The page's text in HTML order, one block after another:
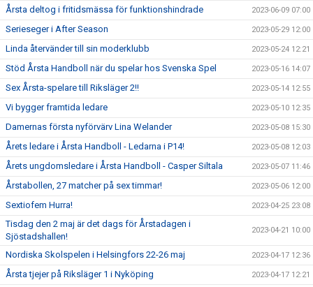
Årsta deltog i fritidsmässa för funktionshindrade 2023-06-09 07:00
Serieseger i After Season 2023-05-29 12:00
Linda återvänder till sin moderklubb 2023-05-24 12:21
Stöd Årsta Handboll när du spelar hos Svenska Spel 2023-05-16 14:07
Sex Årsta-spelare till Riksläger 2!! 2023-05-14 12:55
Vi bygger framtida ledare 2023-05-10 12:35
Damernas första nyförvärv Lina Welander 2023-05-08 15:30
Årets ledare i Årsta Handboll - Ledarna i P14! 2023-05-08 12:03
Årets ungdomsledare i Årsta Handboll - Casper Siltala 2023-05-07 11:46
Årstabollen, 27 matcher på sex timmar! 2023-05-06 12:00
Sextiofem Hurra! 2023-04-25 23:08
Tisdag den 2 maj är det dags för Årstadagen i
Sjöstadshallen!
2023-04-21 10:00
Nordiska Skolspelen i Helsingfors 22-26 maj 2023-04-17 12:36
Årsta tjejer på Riksläger 1 i Nyköping 2023-04-17 12:21